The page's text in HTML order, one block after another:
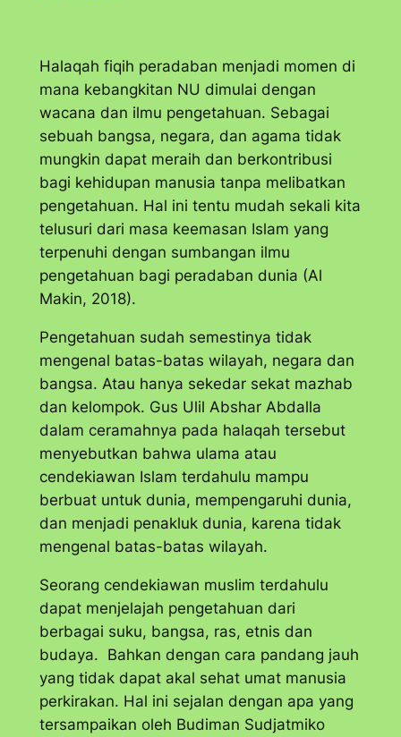
Halaqah fiqih peradaban menjadi momen di
mana kebangkitan NU dimulai dengan
wacana dan ilmu pengetahuan. Sebagai
sebuah bangsa, negara, dan agama tidak
mungkin dapat meraih dan berkontribusi
bagi kehidupan manusia tanpa melibatkan
pengetahuan. Hal ini tentu mudah sekali kita
telusuri dari masa keemasan Islam yang
terpenuhi dengan sumbangan ilmu
pengetahuan bagi peradaban dunia (Al
Makin, 2018).
Pengetahuan sudah semestinya tidak
mengenal batas-batas wilayah, negara dan
bangsa. Atau hanya sekedar sekat mazhab
dan kelompok. Gus Ulil Abshar Abdalla
dalam ceramahnya pada halaqah tersebut
menyebutkan bahwa ulama atau
cendekiawan Islam terdahulu mampu
berbuat untuk dunia, mempengaruhi dunia,
dan menjadi penakluk dunia, karena tidak
mengenal batas-batas wilayah.
Seorang cendekiawan muslim terdahulu
dapat menjelajah pengetahuan dari
berbagai suku, bangsa, ras, etnis dan
budaya. Bahkan dengan cara pandang jauh
yang tidak dapat akal sehat umat manusia
perkirakan. Hal ini sejalan dengan apa yang
tersampaikan oleh Budiman Sudjatmiko